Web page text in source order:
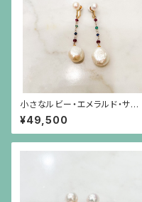
小さなルビー・エメラルド・サファ
イアのビーズの下にバロックパ
ールが揺れるイヤリング
¥49,500